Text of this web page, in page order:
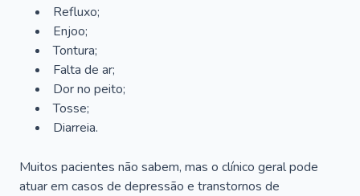
Refluxo;
Enjoo;
Tontura;
Falta de ar;
Dor no peito;
Tosse;
Diarreia.
Muitos pacientes não sabem, mas o clínico geral pode
atuar em casos de depressão e transtornos de